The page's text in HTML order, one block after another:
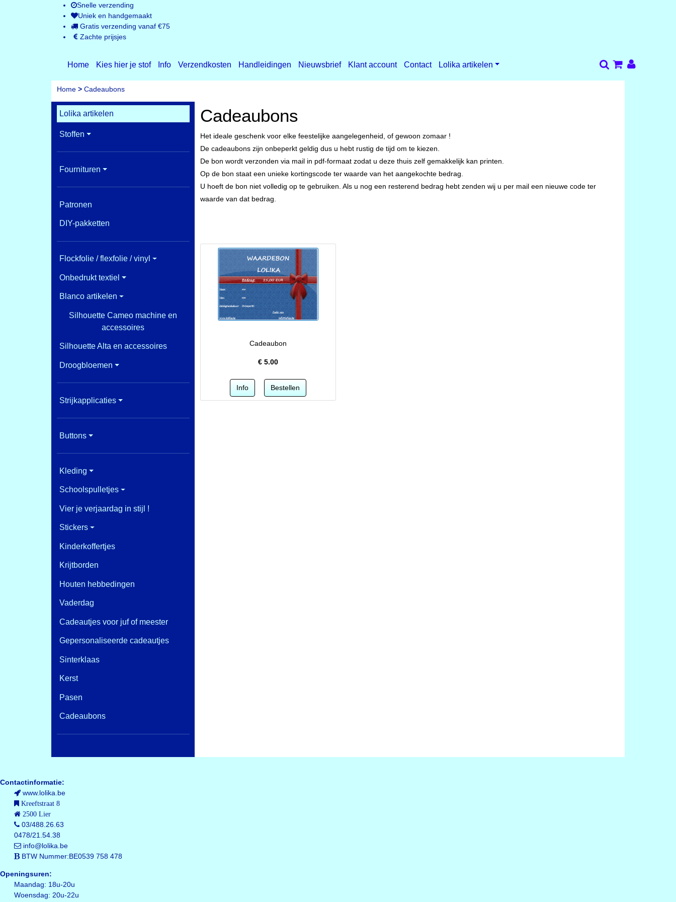
Snelle verzending
Uniek en handgemaakt
Gratis verzending vanaf €75
Zachte prijsjes
Home Kies hier je stof Info Verzendkosten Handleidingen Nieuwsbrief Klant account Contact Lolika artikelen
Home > Cadeaubons
Lolika artikelen
Stoffen
Fournituren
Patronen
DIY-pakketten
Flockfolie / flexfolie / vinyl
Onbedrukt textiel
Blanco artikelen
Silhouette Cameo machine en
accessoires
Silhouette Alta en accessoires
Droogbloemen
Strijkapplicaties
Buttons
Kleding
Schoolspulletjes
Vier je verjaardag in stijl !
Stickers
Kinderkoffertjes
Krijtborden
Houten hebbedingen
Vaderdag
Cadeautjes voor juf of meester
Gepersonaliseerde cadeautjes
Sinterklaas
Kerst
Pasen
Cadeaubons
Cadeaubons
Het ideale geschenk voor elke feestelijke aangelegenheid, of gewoon zomaar !
De cadeaubons zijn onbeperkt geldig dus u hebt rustig de tijd om te kiezen.
De bon wordt verzonden via mail in pdf-formaat zodat u deze thuis zelf gemakkelijk kan printen.
Op de bon staat een unieke kortingscode ter waarde van het aangekochte bedrag.
U hoeft de bon niet volledig op te gebruiken. Als u nog een resterend bedrag hebt zenden wij u per mail een nieuwe code ter
waarde van dat bedrag.
Cadeaubon
€ 5.00
Contactinformatie:
www.lolika.be
Kreeftstraat 8
2500 Lier
03/488.26.63
0478/21.54.38
info@lolika.be
BTW Nummer:BE0539 758 478
Openingsuren:
Maandag: 18u-20u
Woensdag: 20u-22u